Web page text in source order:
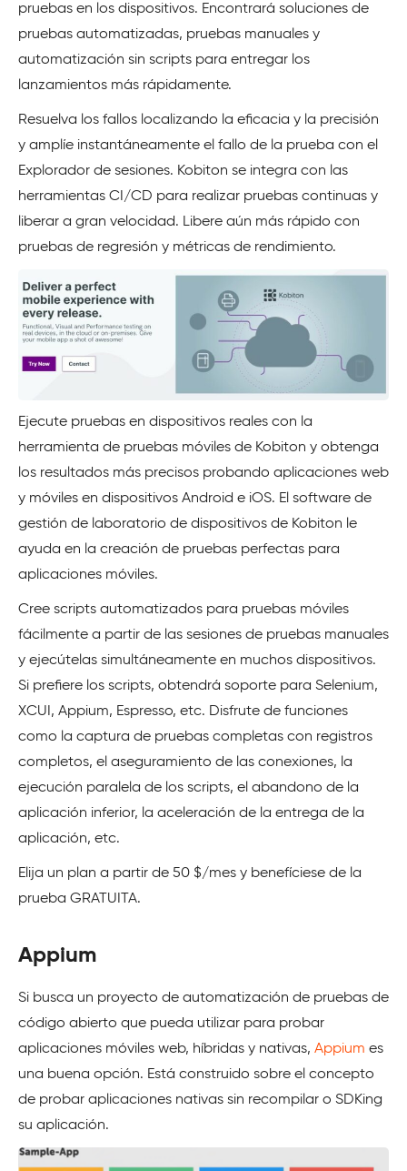
pruebas en los dispositivos. Encontrará soluciones de
pruebas automatizadas, pruebas manuales y
automatización sin scripts para entregar los
lanzamientos más rápidamente.
Resuelva los fallos localizando la eficacia y la precisión
y amplíe instantáneamente el fallo de la prueba con el
Explorador de sesiones. Kobiton se integra con las
herramientas CI/CD para realizar pruebas continuas y
liberar a gran velocidad. Libere aún más rápido con
pruebas de regresión y métricas de rendimiento.
Ejecute pruebas en dispositivos reales con la
herramienta de pruebas móviles de Kobiton y obtenga
los resultados más precisos probando aplicaciones web
y móviles en dispositivos Android e iOS. El software de
gestión de laboratorio de dispositivos de Kobiton le
ayuda en la creación de pruebas perfectas para
aplicaciones móviles.
Cree scripts automatizados para pruebas móviles
fácilmente a partir de las sesiones de pruebas manuales
y ejecútelas simultáneamente en muchos dispositivos.
Si prefiere los scripts, obtendrá soporte para Selenium,
XCUI, Appium, Espresso, etc. Disfrute de funciones
como la captura de pruebas completas con registros
completos, el aseguramiento de las conexiones, la
ejecución paralela de los scripts, el abandono de la
aplicación inferior, la aceleración de la entrega de la
aplicación, etc.
Elija un plan a partir de 50 $/mes y benefíciese de la
prueba GRATUITA.
Appium
Si busca un proyecto de automatización de pruebas de
código abierto que pueda utilizar para probar
aplicaciones móviles web, híbridas y nativas, Appium es
una buena opción. Está construido sobre el concepto
de probar aplicaciones nativas sin recompilar o SDKing
su aplicación.